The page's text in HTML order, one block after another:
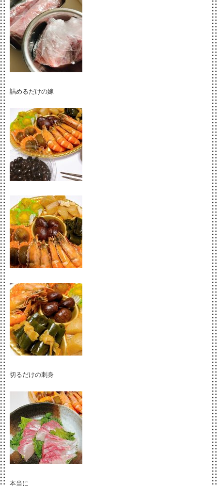
詰めるだけの嫁
切るだけの刺身
本当に